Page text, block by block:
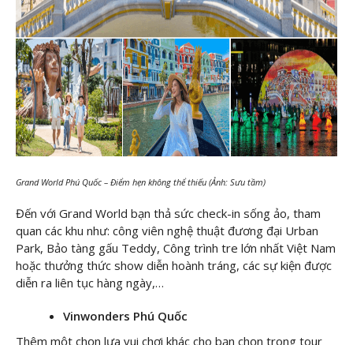
Grand World Phú Quốc – Điểm hẹn không thể thiếu (Ảnh: Sưu tầm)
Đến với Grand World bạn thả sức check-in sống ảo, tham
quan các khu như: công viên nghệ thuật đương đại Urban
Park, Bảo tàng gấu Teddy, Công trình tre lớn nhất Việt Nam
hoặc thưởng thức show diễn hoành tráng, các sự kiện được
diễn ra liên tục hàng ngày,…
Vinwonders Phú Quốc
Thêm một chọn lựa vui chơi khác cho bạn chọn trong tour